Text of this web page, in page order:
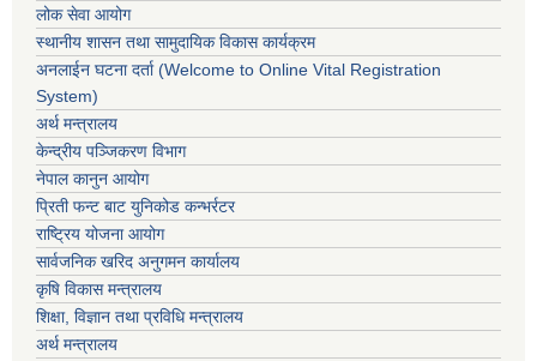
लोक सेवा आयोग
स्थानीय शासन तथा सामुदायिक विकास कार्यक्रम
अनलाईन घटना दर्ता (Welcome to Online Vital Registration
System)
अर्थ मन्त्रालय
केन्द्रीय पञ्जिकरण विभाग
नेपाल कानुन आयोग
प्रिती फन्ट बाट युनिकोड कन्भर्रटर
राष्ट्रिय योजना आयोग
सार्वजनिक खरिद अनुगमन कार्यालय
कृषि विकास मन्त्रालय
शिक्षा, विज्ञान तथा प्रविधि मन्त्रालय
अर्थ मन्त्रालय